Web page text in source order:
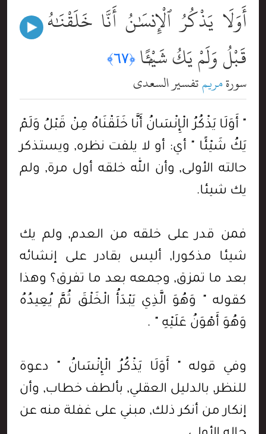
أَوَلَا يَذْكُرُ ٱلْإِنسَٰنُ أَنَّا خَلَقْنَٰهُ مِن
قَبْلُ وَلَمْ يَكُ شَيْـًۭٔا ﴿٦٧﴾
سورةمريمتفسير السعدي
" أَوَلَا يَذْكُرُ الْإِنْسَانُ أَنَّا خَلَقْنَاهُ مِنْ قَبْلُ وَلَمْ
يَكُ شَيْئًا " أي: أو لا يلفت نظره, ويستذكر
حالته الأولى, وأن الله خلقه أول مرة, ولم
يك شيئا.
فمن قدر على خلقه من العدم, ولم يك
شيئا مذكورا, أليس بقادر على إنشائه
بعد ما تمزق, وجمعه بعد ما تفرق؟ وهذا
كقوله " وَهُوَ الَّذِي يَبْدَأُ الْخَلْقَ ثُمَّ يُعِيدُهُ
وَهُوَ أَهْوَنُ عَلَيْهِ " .
وفي قوله " أَوَلَا يَذْكُرُ الْإِنْسَانُ " دعوة
للنظر, بالدليل العقلي, بألطف خطاب, وأن
إنكار من أنكر ذلك, مبني على غفلة منه عن